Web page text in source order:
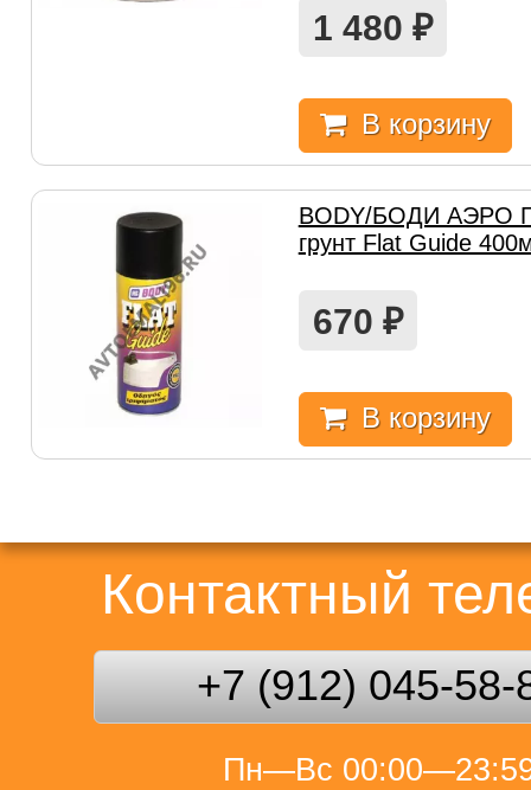
1 480 ₽
В корзину
BODY/БОДИ АЭРО
грунт Flat Guide
670 ₽
В корзину
Контактный
+7 (912) 045-58-
Пн—Вс